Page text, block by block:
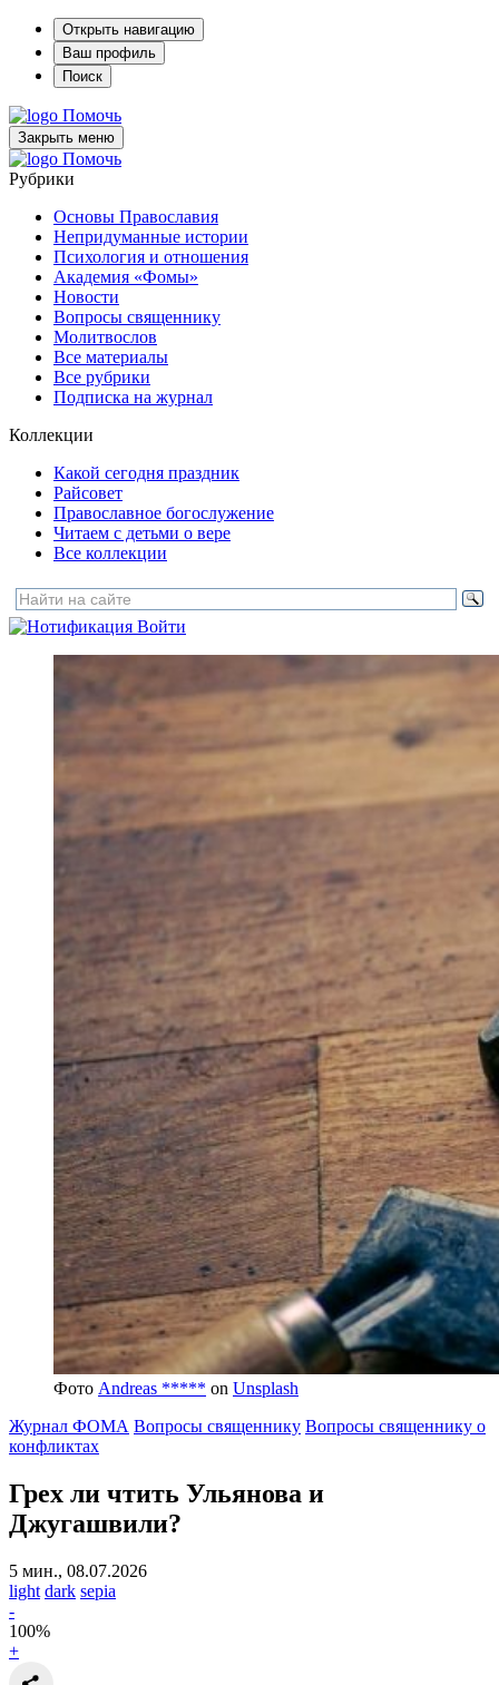
Открыть навигацию
Ваш профиль
Поиск
Помочь
Закрыть меню
Помочь
Рубрики
Основы Православия
Непридуманные истории
Психология и отношения
Академия «Фомы»
Новости
Вопросы священнику
Молитвослов
Все материалы
Все рубрики
Подписка на журнал
Коллекции
Какой сегодня праздник
Райсовет
Православное богослужение
Читаем с детьми о вере
Все коллекции
Войти
Фото Andreas ***** on Unsplash
Журнал ФОМА Вопросы священнику Вопросы священнику о
конфликтах
Грех ли чтить Ульянова и
Джугашвили?
5 мин., 08.07.2026
light dark sepia
-
100%
+